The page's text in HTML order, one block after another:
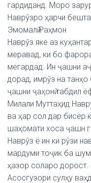
гардиданд. Моро
Наврӯзро ҳарчи
Эмомалӣ Раҳмон
Наврӯз яке аз
меравад, ки бо
мегардад. Ин ҷашни
дорад, имрӯз на танҳо
ҷашни ҷаҳонӣ табдил
Милали Муттаҳид
ва ҳар сол дар бисёр
шаҳомати хоса ҷашн
Наврӯз ё ин ки рӯзи
мардуми тоҷик ба
ҳазор соларо
Асосгузори сулҳу